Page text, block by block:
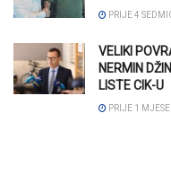
PRIJE 4
VELIKI
NERMIN
LISTE CIK-U
PRIJE 1